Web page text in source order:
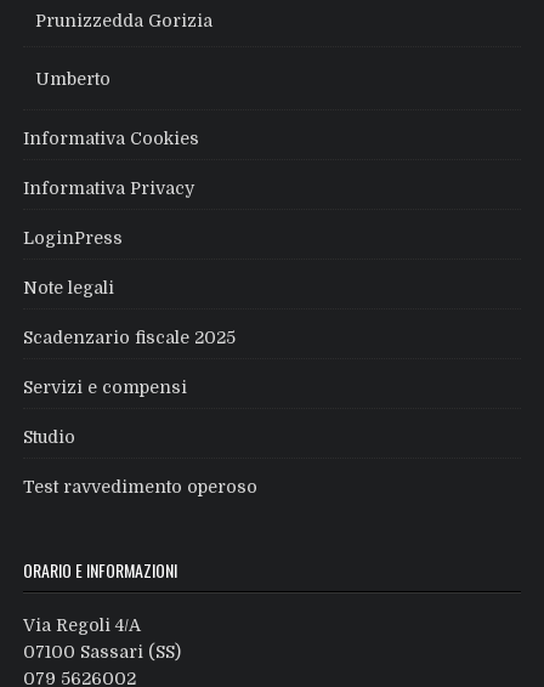
Prunizzedda Gorizia
Umberto
Informativa Cookies
Informativa Privacy
LoginPress
Note legali
Scadenzario fiscale 2025
Servizi e compensi
Studio
Test ravvedimento operoso
ORARIO E INFORMAZIONI
Via Regoli 4/A
07100 Sassari (SS)
079 5626002